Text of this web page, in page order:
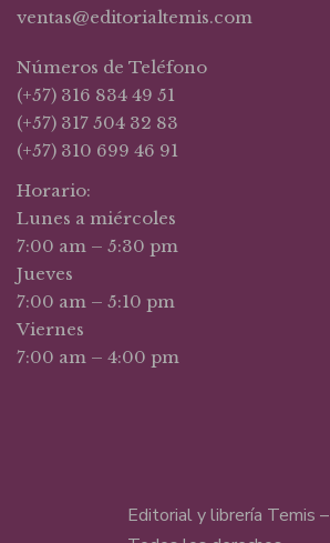
ventas@editorialtemis.com
Números de Teléfono
(+57) 316 834 49 51
(+57) 317 504 32 83
(+57) 310 699 46 91
Horario:
Lunes a miércoles
7:00 am – 5:30 pm
Jueves
7:00 am – 5:10 pm
Viernes
7:00 am – 4:00 pm
Editorial y librería Temis –